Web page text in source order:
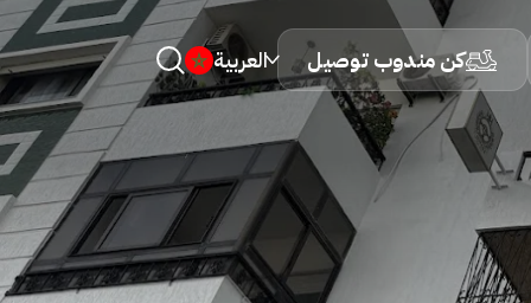
كن مندوب توصيل العربية